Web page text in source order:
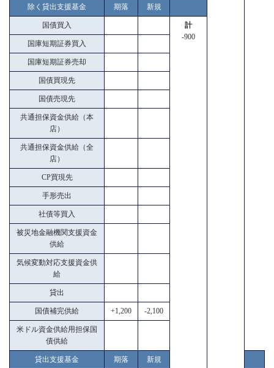
除く貸出支援基金 期落 新規
国債買入
計
-900
国庫短期証券買入
国庫短期証券売却
国債買現先
国債売現先
共通担保資金供給（本
店）
共通担保資金供給（全
店）
CP買現先
手形売出
社債等買入
被災地金融機関支援資金
供給
気候変動対応支援資金供
給
貸出
国債補完供給 +1,200 -2,100
米ドル資金供給用担保国
債供給
貸出支援基金 期落 新規